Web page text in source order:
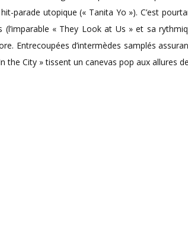
parade utopique (« Tanita Yo »). C’est
« They Look at Us » et sa
Entrecoupées d’intermèdes samplés
the City » tissent un canevas pop aux allures